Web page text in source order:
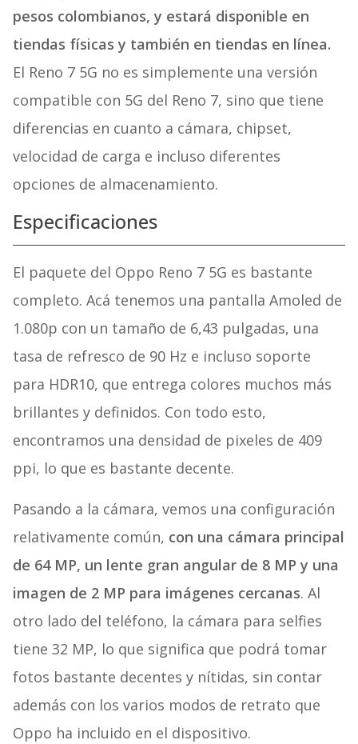
pesos colombianos, y estará disponible en
tiendas físicas y también en tiendas en línea.
El Reno 7 5G no es simplemente una versión
compatible con 5G del Reno 7, sino que tiene
diferencias en cuanto a cámara, chipset,
velocidad de carga e incluso diferentes
opciones de almacenamiento.
Especificaciones
El paquete del Oppo Reno 7 5G es bastante
completo. Acá tenemos una pantalla Amoled de
1.080p con un tamaño de 6,43 pulgadas, una
tasa de refresco de 90 Hz e incluso soporte
para HDR10, que entrega colores muchos más
brillantes y definidos. Con todo esto,
encontramos una densidad de pixeles de 409
ppi, lo que es bastante decente.
Pasando a la cámara, vemos una configuración
relativamente común, con una cámara principal
de 64 MP, un lente gran angular de 8 MP y una
imagen de 2 MP para imágenes cercanas. Al
otro lado del teléfono, la cámara para selfies
tiene 32 MP, lo que significa que podrá tomar
fotos bastante decentes y nítidas, sin contar
además con los varios modos de retrato que
Oppo ha incluido en el dispositivo.